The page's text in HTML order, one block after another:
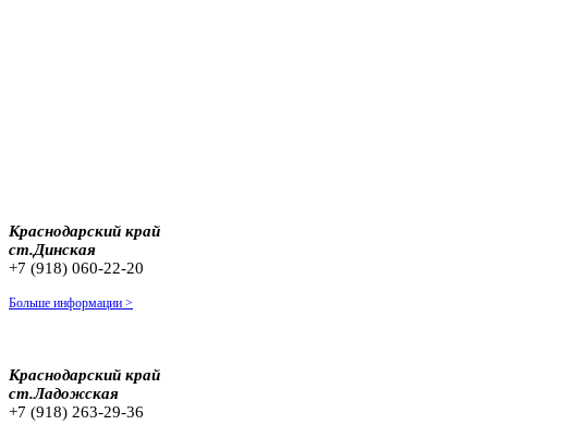
Краснодарский край
ст.Динская
+7 (918) 060-22-20
Больше информации >
Краснодарский край
ст.Ладожская
+7 (918) 263-29-36